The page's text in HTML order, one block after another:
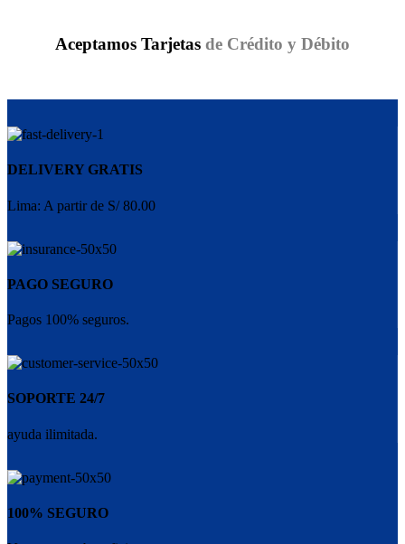
Aceptamos Tarjetas de Crédito y Débito
DELIVERY GRATIS
Lima: A partir de S/ 80.00
PAGO SEGURO
Pagos 100% seguros.
SOPORTE 24/7
ayuda ilimitada.
100% SEGURO